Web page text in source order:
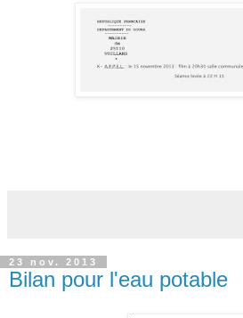
23 nov. 2013
Bilan pour l'eau potable